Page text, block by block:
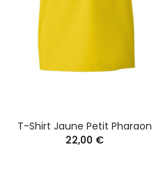
T-Shirt Jaune Petit Pharaon
22,00 €